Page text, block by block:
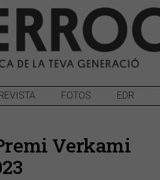
FOTOS EDR
Verkami